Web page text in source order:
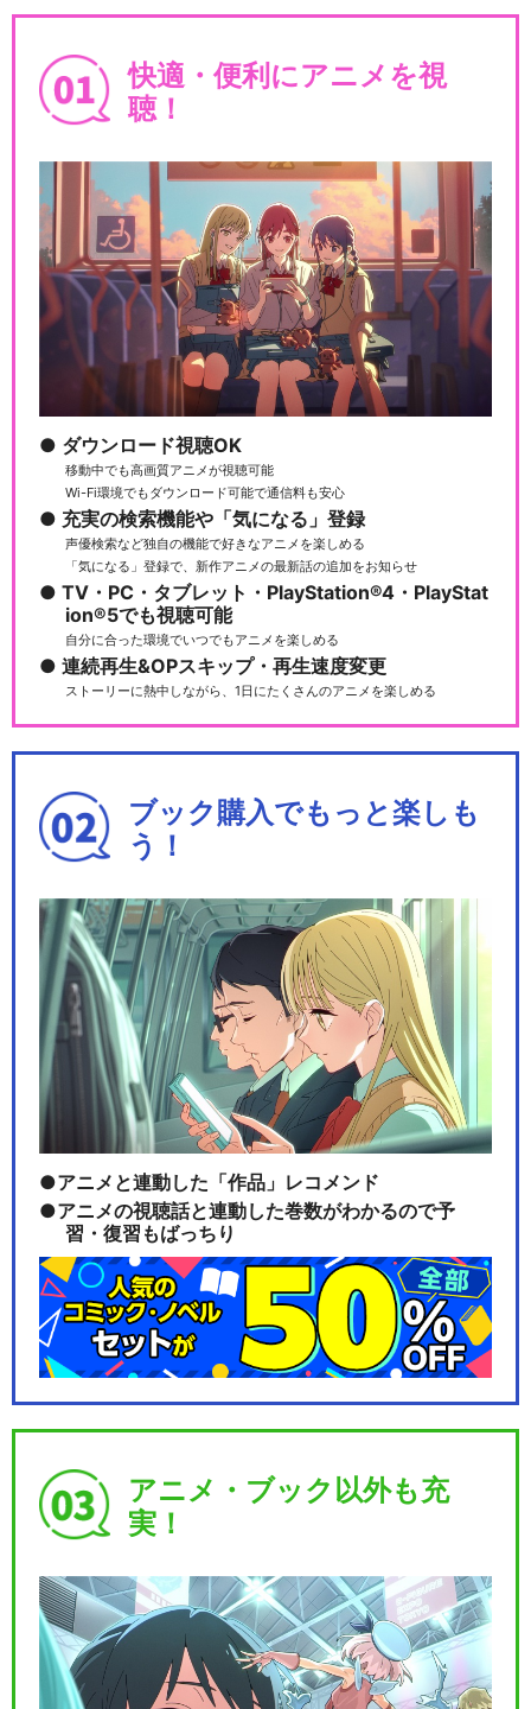
快適・便利にアニメを視
聴！
ダウンロード視聴OK
移動中でも高画質アニメが視聴可能
Wi-Fi環境でもダウンロード可能で通信料も安心
充実の検索機能や「気になる」登録
声優検索など独自の機能で好きなアニメを楽しめる
「気になる」登録で、新作アニメの最新話の追加をお知らせ
TV・PC・タブレット・PlayStation®4・PlayStat
ion®5でも視聴可能
自分に合った環境でいつでもアニメを楽しめる
連続再生&OPスキップ・再生速度変更
ストーリーに熱中しながら、1日にたくさんのアニメを楽しめる
ブック購入でもっと楽しも
う！
アニメと連動した「作品」レコメンド
アニメの視聴話と連動した巻数がわかるので予
習・復習もばっちり
アニメ・ブック以外も充
実！